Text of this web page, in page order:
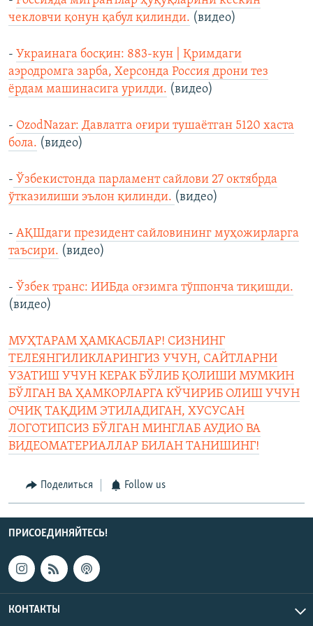
чекловчи қонун қабул қилинди. (видео)
- Украинага босқин: 883-кун | Қримдаги
аэродромга зарба, Херсонда Россия дрони тез
ёрдам машинасига урилди. (видео)
- OzodNazar: Давлатга оғири тушаётган 5120 хаста
бола. (видео)
- Ўзбекистонда парламент сайлови 27 октябрда
ўтказилиши эълон қилинди. (видео)
- АҚШдаги президент сайловининг муҳожирларга
таъсири. (видео)
- Ўзбeк транс: ИИБда оғзимга тўппонча тиқишди.
(видео)
МУҲТАРАМ ҲАМКАСБЛАР! СИЗНИНГ
ТЕЛЕЯНГИЛИКЛАРИНГИЗ УЧУН, САЙТЛАРНИ
УЗАТИШ УЧУН КЕРАК БЎЛИБ ҚОЛИШИ МУМКИН
БЎЛГАН ВА ҲАМКОРЛАРГА КЎЧИРИБ ОЛИШ УЧУН
ОЧИҚ ТАҚДИМ ЭТИЛАДИГАН, ХУСУСАН
ЛОГОТИПСИЗ БЎЛГАН МИНГЛАБ АУДИО ВА
ВИДЕОМАТЕРИАЛЛАР БИЛАН ТАНИШИНГ!
Поделиться Follow us
ПРИСОЕДИНЯЙТЕСЬ!
КОНТАКТЫ